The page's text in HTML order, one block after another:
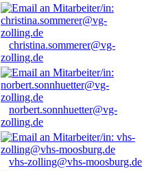
christina.sommerer@vg-
zolling.de
norbert.sonnhuetter@vg-
zolling.de
vhs-zolling@vhs-moosburg.de